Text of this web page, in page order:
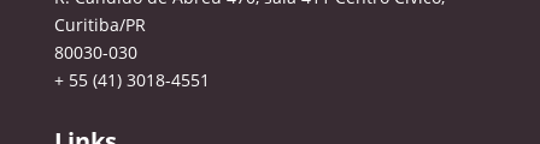
Curitiba/PR
80030-030
+ 55 (41) 3018-4551